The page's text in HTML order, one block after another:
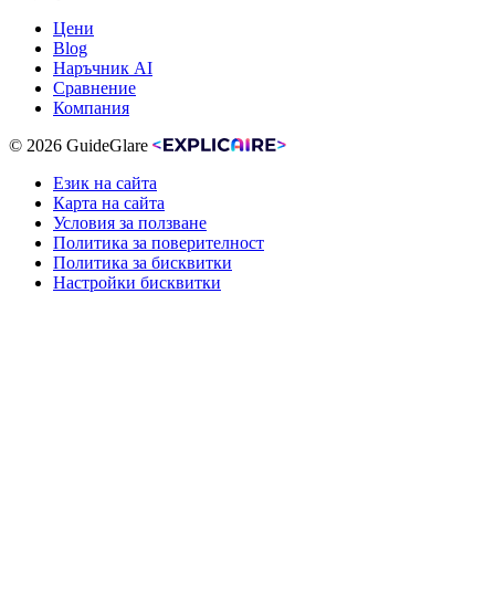
Цени
Blog
Наръчник AI
Сравнение
Компания
© 2026 GuideGlare
Език на сайта
Карта на сайта
Условия за ползване
Политика за поверителност
Политика за бисквитки
Настройки бисквитки